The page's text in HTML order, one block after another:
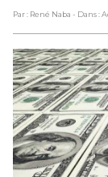
Par : René Naba - Dans :